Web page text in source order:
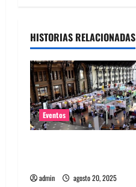
a
c
i
ó
n
HISTORIAS RELACIONADAS
Eventos
admin agosto 20, 2025